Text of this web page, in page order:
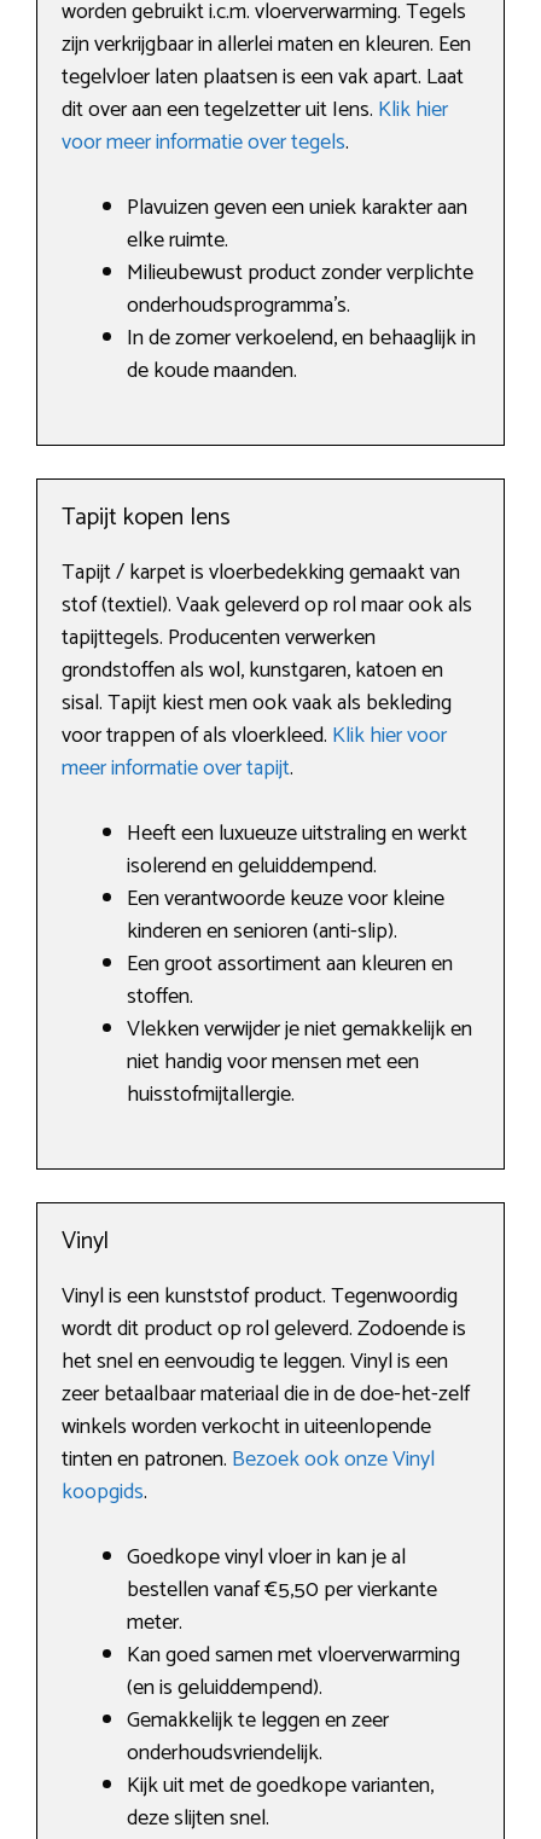
worden gebruikt i.c.m. vloerverwarming. Tegels
zijn verkrijgbaar in allerlei maten en kleuren. Een
tegelvloer laten plaatsen is een vak apart. Laat
dit over aan een tegelzetter uit Iens. Klik hier
voor meer informatie over tegels.
Plavuizen geven een uniek karakter aan
elke ruimte.
Milieubewust product zonder verplichte
onderhoudsprogramma’s.
In de zomer verkoelend, en behaaglijk in
de koude maanden.
Tapijt kopen Iens
Tapijt / karpet is vloerbedekking gemaakt van
stof (textiel). Vaak geleverd op rol maar ook als
tapijttegels. Producenten verwerken
grondstoffen als wol, kunstgaren, katoen en
sisal. Tapijt kiest men ook vaak als bekleding
voor trappen of als vloerkleed. Klik hier voor
meer informatie over tapijt.
Heeft een luxueuze uitstraling en werkt
isolerend en geluiddempend.
Een verantwoorde keuze voor kleine
kinderen en senioren (anti-slip).
Een groot assortiment aan kleuren en
stoffen.
Vlekken verwijder je niet gemakkelijk en
niet handig voor mensen met een
huisstofmijtallergie.
Vinyl
Vinyl is een kunststof product. Tegenwoordig
wordt dit product op rol geleverd. Zodoende is
het snel en eenvoudig te leggen. Vinyl is een
zeer betaalbaar materiaal die in de doe-het-zelf
winkels worden verkocht in uiteenlopende
tinten en patronen. Bezoek ook onze Vinyl
koopgids.
Goedkope vinyl vloer in kan je al
bestellen vanaf €5,50 per vierkante
meter.
Kan goed samen met vloerverwarming
(en is geluiddempend).
Gemakkelijk te leggen en zeer
onderhoudsvriendelijk.
Kijk uit met de goedkope varianten,
deze slijten snel.